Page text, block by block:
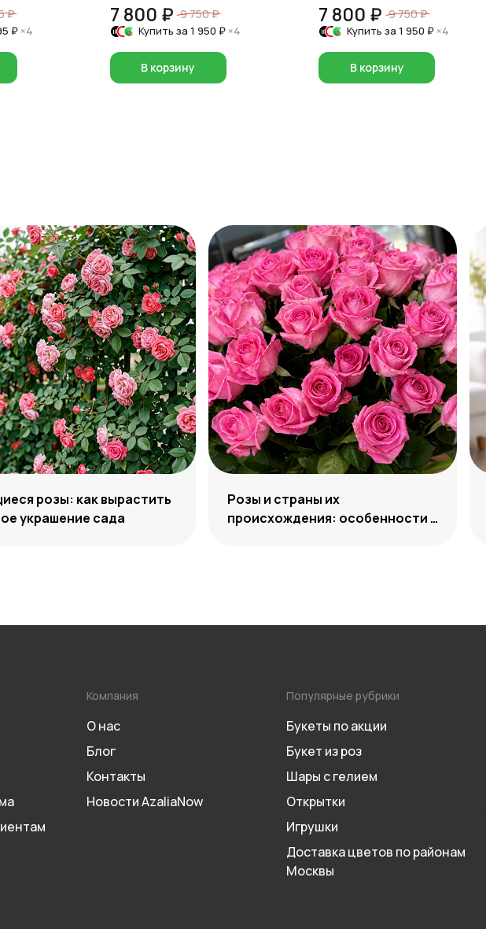
₽
₽ ×4
7 800 ₽ 9 750 ₽
Купить за 1 950 ₽ ×4
В корзину
7 800 ₽ 9 750 ₽
Купить за1 950 ₽ ×4
В корзину
розы: как вырастить
украшение сада
Розы и страны их
происхождения: особенности и
Компания
О нас
Блог
Контакты
Новости AzaliaNow
Популярные рубрики
Букеты по акции
Букет из роз
Шары с гелием
Открытки
Игрушки
Доставка цветов по районам
Москвы